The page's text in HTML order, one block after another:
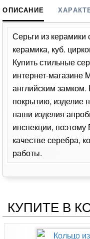
ОПИСАНИЕ
Серьги из
керамика, куб.
Купить стильные
интернет-магазине
английским
покрытию, изделие
наши изделия
инспекции,
качестве серебра,
работы.
КУПИТЕ В